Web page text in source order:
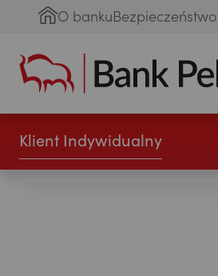
O bankuBezpieczeństwo
Klient Indywidualny